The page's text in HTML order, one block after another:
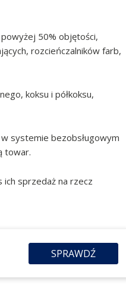
50% objętości,
rozcieńczalników farb,
koksu i półkoksu,
systemie bezobsługowym
towar.
sprzedaż na rzecz
SPRAWDŹ